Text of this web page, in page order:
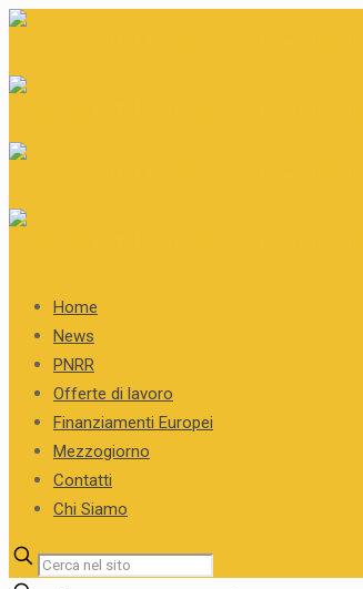
Home
News
PNRR
Offerte di lavoro
Finanziamenti Europei
Mezzogiorno
Contatti
Chi Siamo